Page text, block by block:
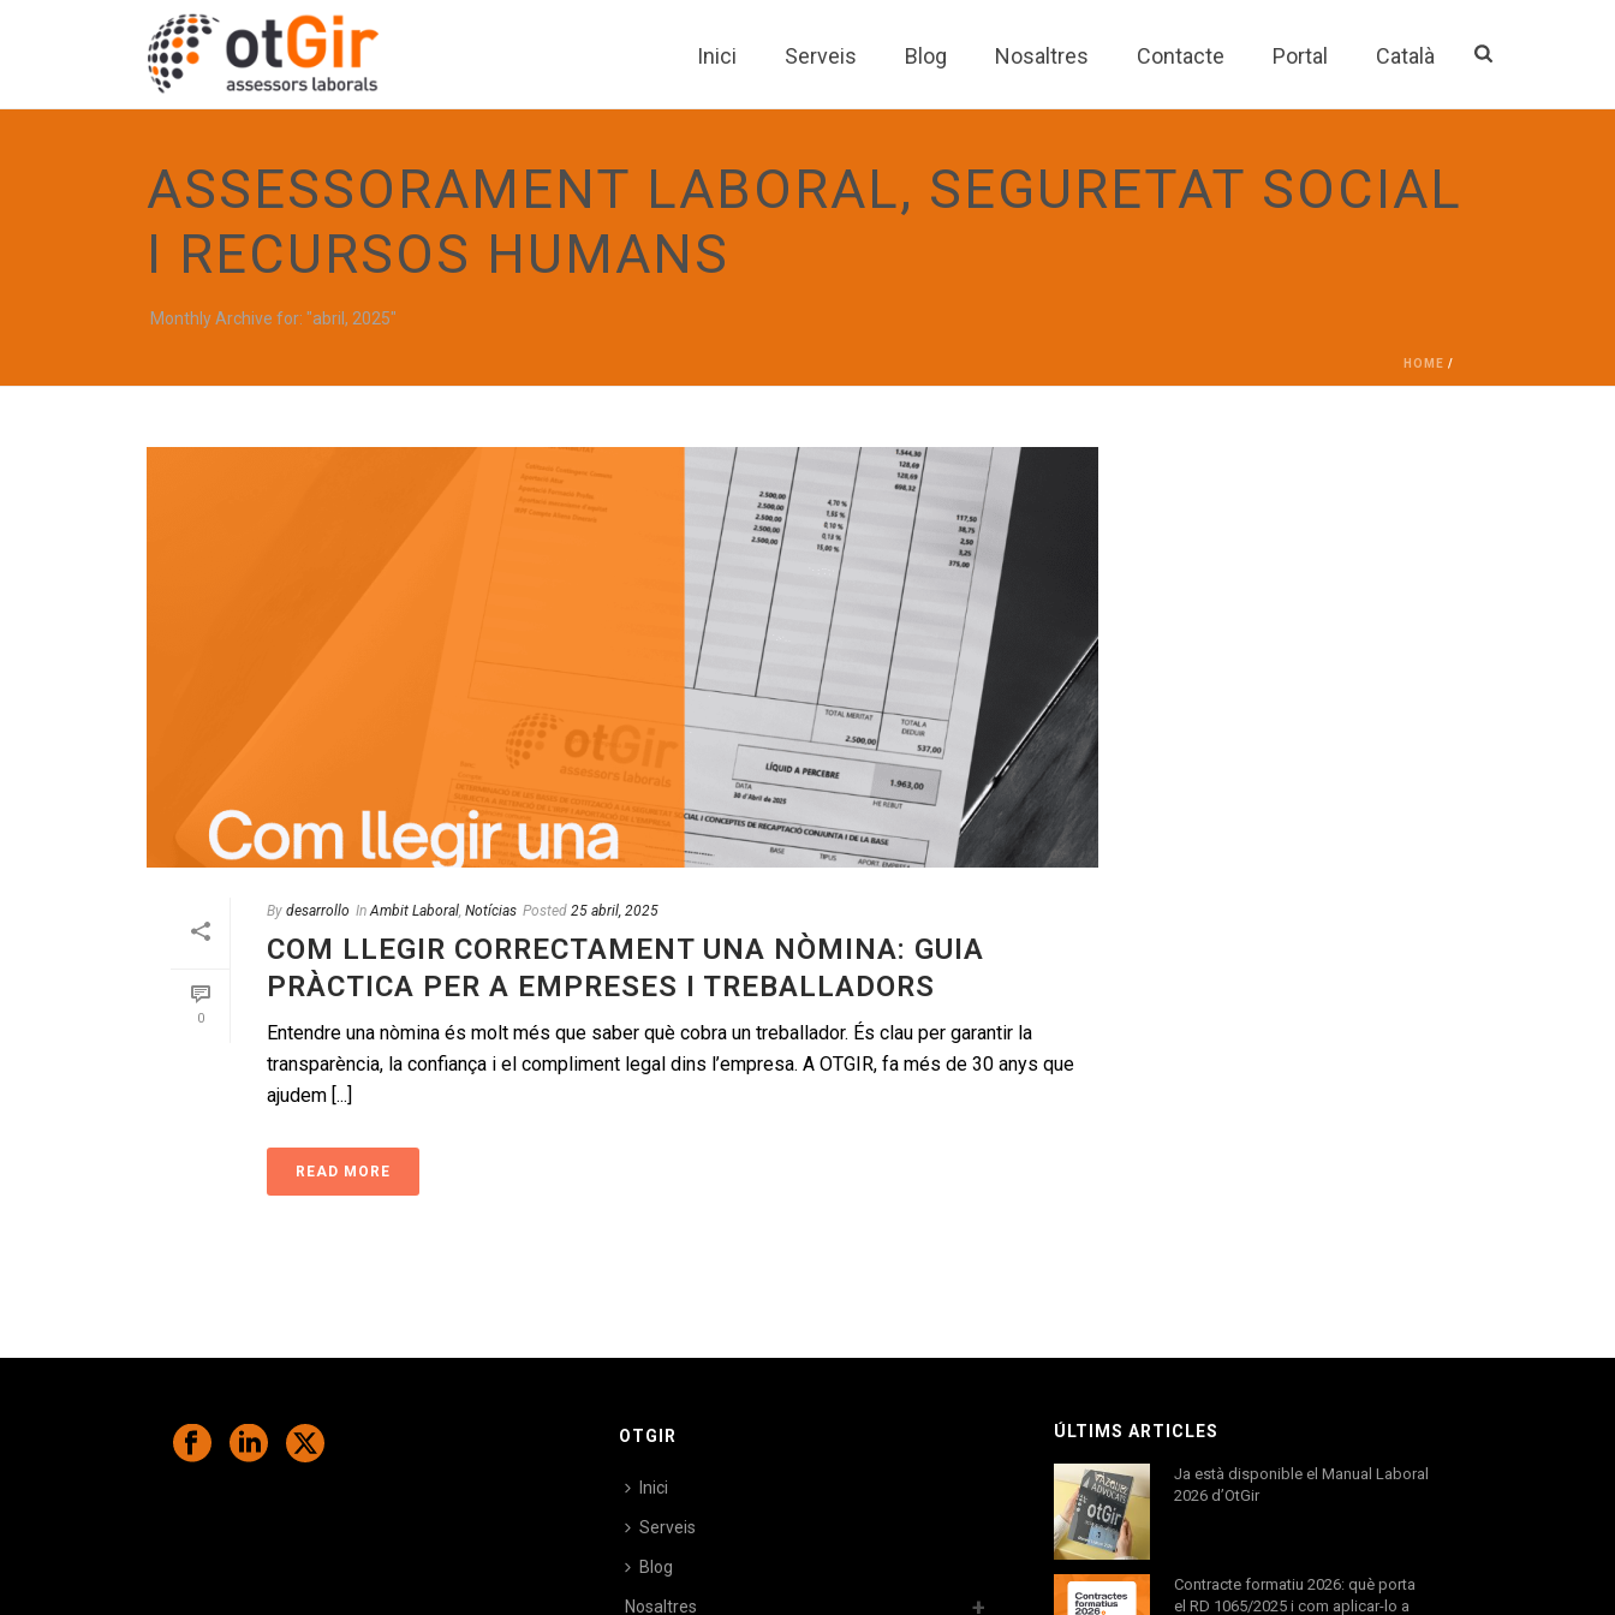
Inici Serveis Blog Nosaltres Contacte Portal Català
ASSESSORAMENT LABORAL, SEGURETAT SOCIAL
I RECURSOS HUMANS
Monthly Archive for: "abril, 2025"
HOME /
0
By desarrollo In Ambit Laboral, Notícias Posted 25 abril, 2025
COM LLEGIR CORRECTAMENT UNA NÒMINA: GUIA
PRÀCTICA PER A EMPRESES I TREBALLADORS
Entendre una nòmina és molt més que saber què cobra un treballador. És clau per garantir la
transparència, la confiança i el compliment legal dins l’empresa. A OTGIR, fa més de 30 anys que
ajudem [...]
READ MORE
OTGIR
Inici
Serveis
Blog
Nosaltres
ÚLTIMS ARTICLES
Ja està disponible el Manual Laboral
2026 d’OtGir
Contracte formatiu 2026: què porta
el RD 1065/2025 i com aplicar-lo a